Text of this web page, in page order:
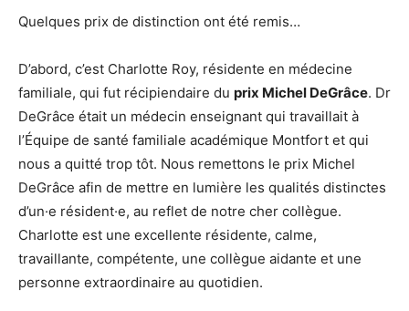
Quelques prix de distinction ont été remis…
D’abord, c’est Charlotte Roy, résidente en médecine
familiale, qui fut récipiendaire du prix Michel DeGrâce. Dr
DeGrâce était un médecin enseignant qui travaillait à
l’Équipe de santé familiale académique Montfort et qui
nous a quitté trop tôt. Nous remettons le prix Michel
DeGrâce afin de mettre en lumière les qualités distinctes
d’un·e résident·e, au reflet de notre cher collègue.
Charlotte est une excellente résidente, calme,
travaillante, compétente, une collègue aidante et une
personne extraordinaire au quotidien.